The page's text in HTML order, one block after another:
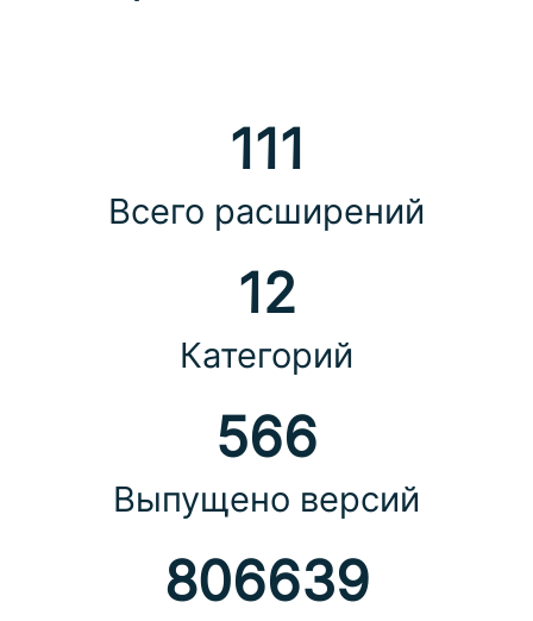
111
Всего расширений
12
Категорий
566
Выпущено версий
806639